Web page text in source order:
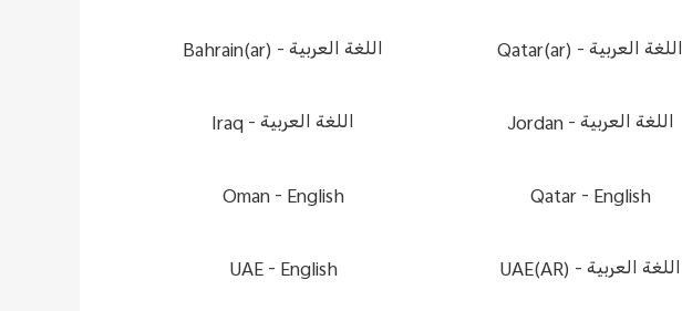
Bahrain(ar) -اللغة العربية Qatar(ar) -اللغة العربية
Iraq -اللغة العربية Jordan -اللغة العربية
Oman - English Qatar - English
UAE - English UAE(AR) -اللغة العربية